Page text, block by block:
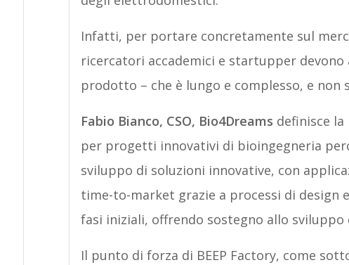
Infatti, per portare concretamente sul
ricercatori accademici e startupper devono
prodotto – che è lungo e complesso, e non
Fabio Bianco, CSO, Bio4Dreams definisce la
per progetti innovativi di bioingegneria
sviluppo di soluzioni innovative, con
time-to-market grazie a processi di design
fasi iniziali, offrendo sostegno allo
Il punto di forza di BEEP Factory, come